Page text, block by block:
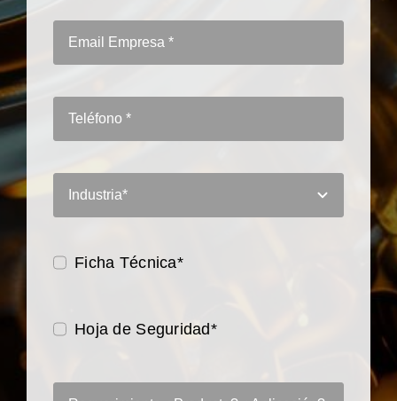
Ficha Técnica*
Hoja de Seguridad*